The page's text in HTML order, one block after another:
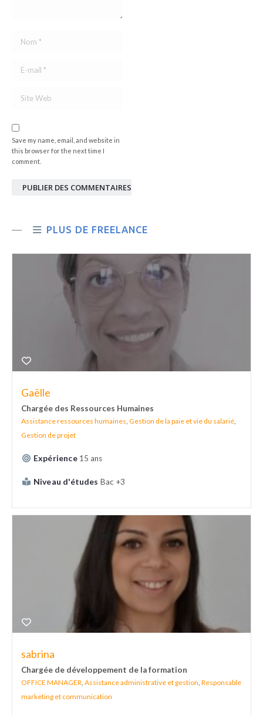
Nom *
E-mail *
Site Web
Save my name, email, and website in
this browser for the next time I
comment.
PUBLIER DES COMMENTAIRES
PLUS DE FREELANCE
Gaëlle
Chargée des Ressources Humaines
Assistance ressources humaines, Gestion de la paie et vie du salarié,
Gestion de projet
Expérience 15 ans
Niveau d'études Bac +3
sabrina
Chargée de développement de la formation
OFFICE MANAGER Assistance administrative et gestion Responsable
marketing et communication